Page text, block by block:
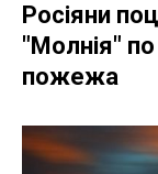
Росіяни
"Молнія"
пожежа